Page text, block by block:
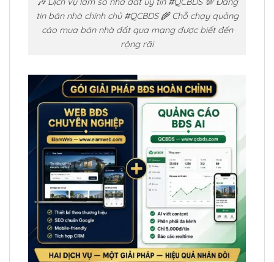
tin bán nhà chính chủ #QCBDS 🌾 Chỗ chạy quảng
cáo mua bán nhà đất qua mạng được biết đến
rộng rãi